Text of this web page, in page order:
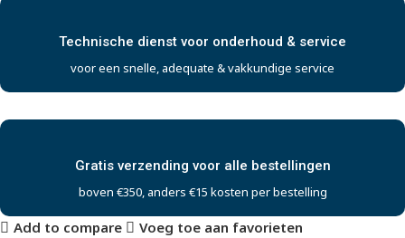
Technische dienst voor onderhoud & service
voor een snelle, adequate & vakkundige service
Gratis verzending voor alle bestellingen
boven €350, anders €15 kosten per bestelling
Add to compare
Voeg toe aan favorieten